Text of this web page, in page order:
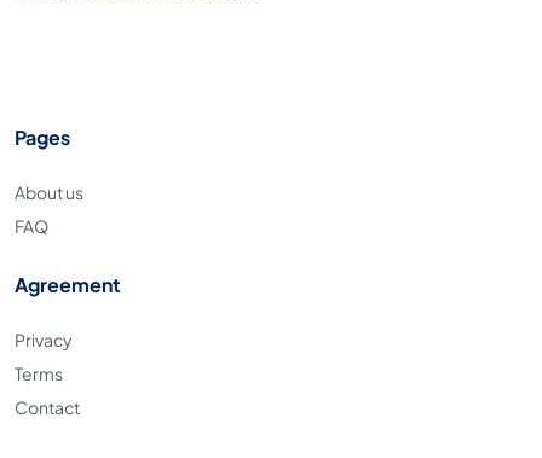
Pages
About us
FAQ
Agreement
Privacy
Terms
Contact